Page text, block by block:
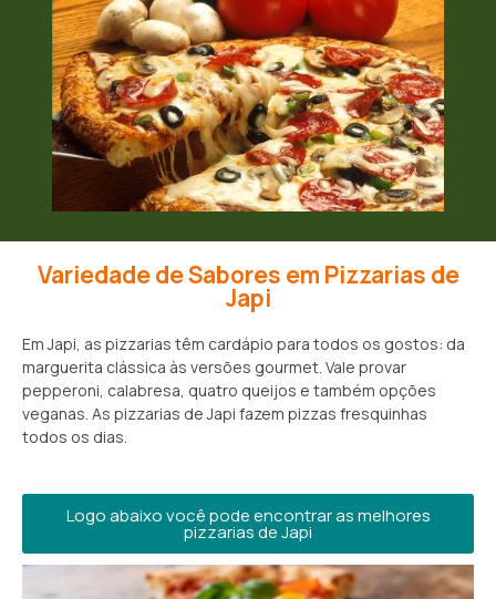
Variedade de Sabores em Pizzarias de
Japi
Em Japi, as pizzarias têm cardápio para todos os gostos: da
marguerita clássica às versões gourmet. Vale provar
pepperoni, calabresa, quatro queijos e também opções
veganas. As pizzarias de Japi fazem pizzas fresquinhas
todos os dias.
Logo abaixo você pode encontrar as melhores
pizzarias de Japi